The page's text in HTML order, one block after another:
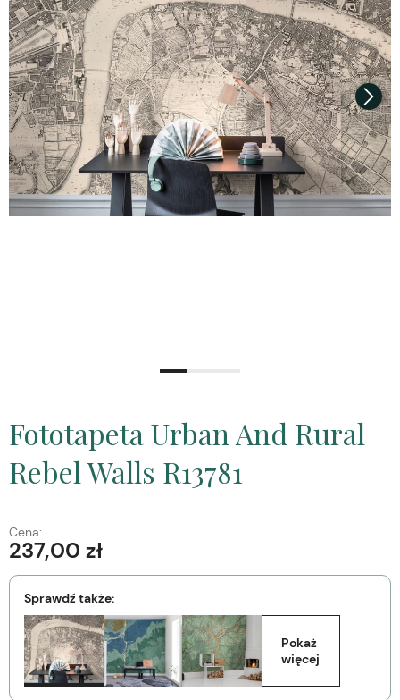
Fototapeta Urban And Rural
Rebel Walls R13781
Cena:
237,00 zł
Sprawdź także:
Pokaż
więcej